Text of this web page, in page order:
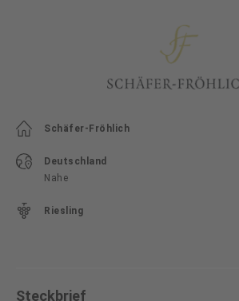
Schäfer-Fröhlich
Deutschland
Nahe
Riesling
Steckbrief